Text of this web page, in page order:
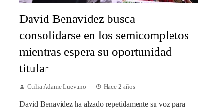
David Benavidez busca
consolidarse en los semicompletos
mientras espera su oportunidad
titular
Otilia Adame Luevano Hace 2 años
David Benavidez ha alzado repetidamente su voz para